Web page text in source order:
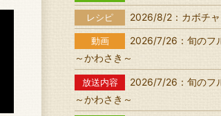
レシピ 2026/8/2：カボチ
動画
2026/7/26：旬のフ
～かわさき～
放送内容
2026/7/26：旬のフ
～かわさき～